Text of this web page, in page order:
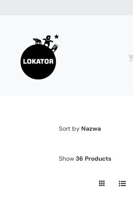
zawartości
Sort byNazwa
Show36 Products